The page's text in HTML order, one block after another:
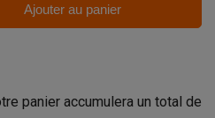
Ajouter au panier
panier accumulera un total de